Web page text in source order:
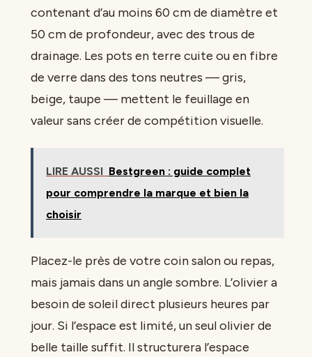
contenant d’au moins 60 cm de diamètre et
50 cm de profondeur, avec des trous de
drainage. Les pots en terre cuite ou en fibre
de verre dans des tons neutres — gris,
beige, taupe — mettent le feuillage en
valeur sans créer de compétition visuelle.
LIRE AUSSI Bestgreen : guide complet
pour comprendre la marque et bien la
choisir
Placez-le près de votre coin salon ou repas,
mais jamais dans un angle sombre. L’olivier a
besoin de soleil direct plusieurs heures par
jour. Si l’espace est limité, un seul olivier de
belle taille suffit. Il structurera l’espace